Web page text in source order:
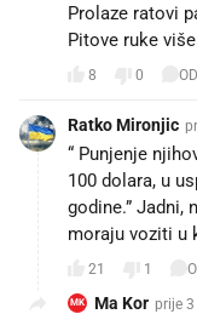
Prolaze ratovi
Pitove ruke
8 0
Ratko Mironjic
“ Punjenje
100 dolara, u
godine.” Jadni,
moraju voziti u
21 1
MK Ma Kor prije